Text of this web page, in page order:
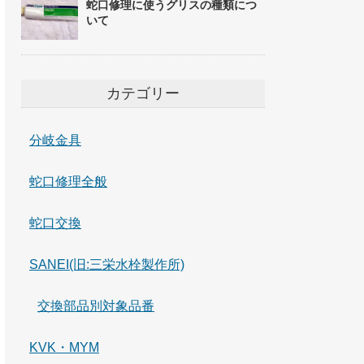
蛇口修理に使うグリスの種類につ
いて
カテゴリー
分岐金具
蛇口修理全般
蛇口交換
SANEI(旧:三栄水栓製作所)
交換部品別対象品番
KVK・MYM